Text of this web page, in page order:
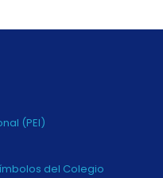
(PEI)
del Colegio